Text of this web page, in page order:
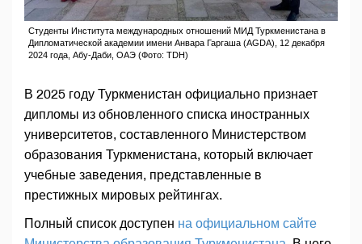
Студенты Института международных отношений МИД Туркменистана в
Дипломатической академии имени Анвара Гаргаша (AGDA), 12 декабря
2024 года, Абу-Даби, ОАЭ (Фото: TDH)
В 2025 году Туркменистан официально признает
дипломы из обновленного списка иностранных
университетов, составленного Министерством
образования Туркменистана, который включает
учебные заведения, представленные в
престижных мировых рейтингах.
Полный список доступен на официальном сайте